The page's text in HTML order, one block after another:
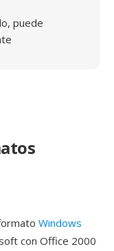
puede
Windows
con Office 2000